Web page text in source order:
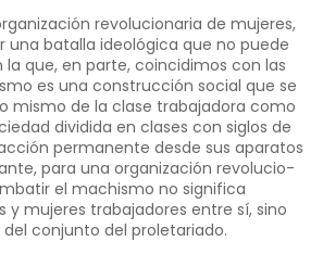
revolucionaria de mujeres,
una batalla ideológica que no puede
la que, en parte, coincidimos con las
es una construc­ción social que se
mismo de la clase trabajadora como
divi­dida en clases con siglos de
permanente desde sus aparatos
para una organización revolucio­
el machis­mo no significa
mujeres trabajadores entre sí, sino
conjunto del proletariado.